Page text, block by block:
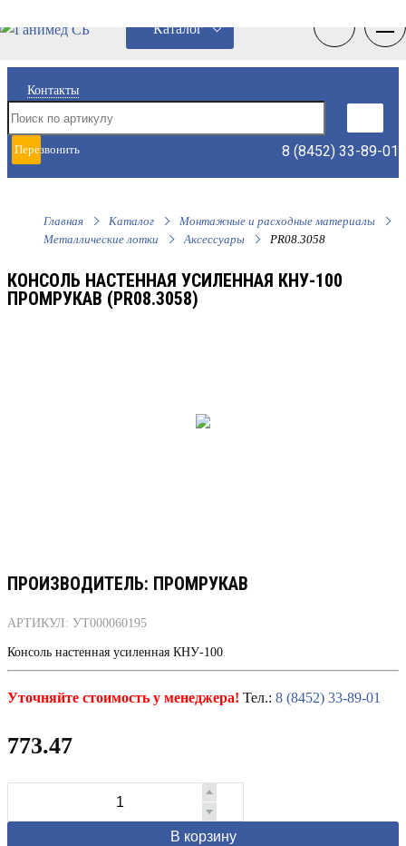
Контакты
Перезвонить
мне
8 (8452) 33-89-01
Каталог
Главная Каталог
Монтажные и расходные материалы
Металлические лотки
Аксессуары PR08.3058
КОНСОЛЬ НАСТЕННАЯ УСИЛЕННАЯ КНУ-100
ПРОМРУКАВ (PR08.3058)
ПРОИЗВОДИТЕЛЬ: ПРОМРУКАВ
АРТИКУЛ: УТ000060195
Консоль настенная усиленная КНУ-100
Уточняйте стоимость у менеджера! Тел.: 8 (8452) 33-89-01
773.47
В корзину